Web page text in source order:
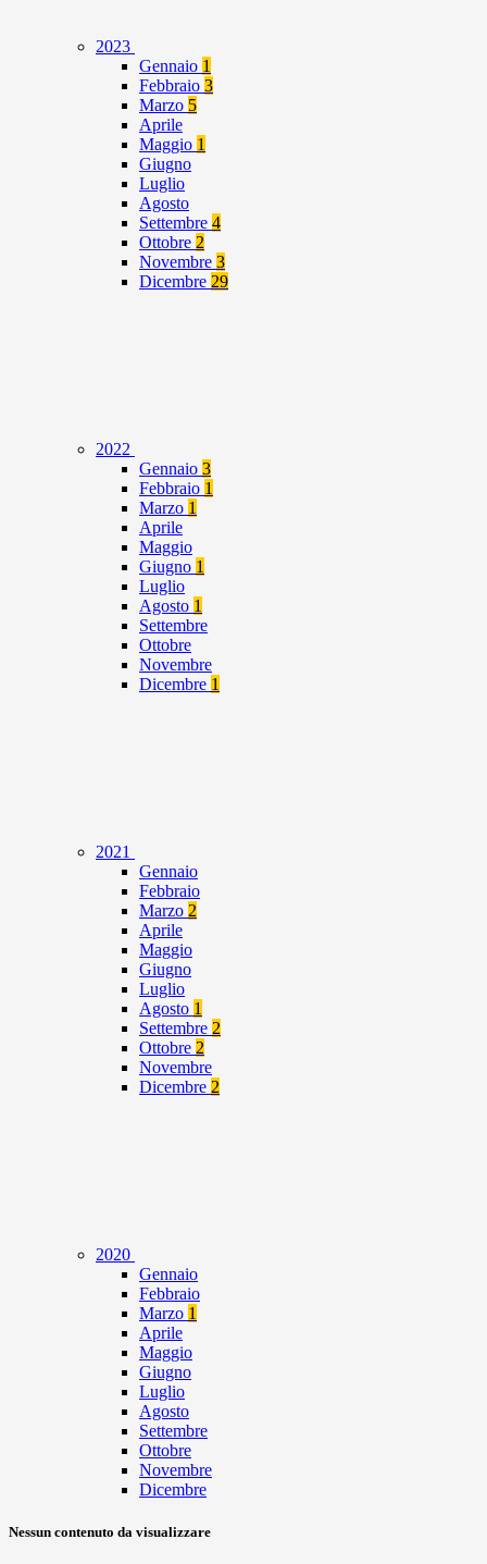
2023
Gennaio 1
Febbraio 3
Marzo 5
Aprile
Maggio 1
Giugno
Luglio
Agosto
Settembre 4
Ottobre 2
Novembre 3
Dicembre 29
2022
Gennaio 3
Febbraio 1
Marzo 1
Aprile
Maggio
Giugno 1
Luglio
Agosto 1
Settembre
Ottobre
Novembre
Dicembre 1
2021
Gennaio
Febbraio
Marzo 2
Aprile
Maggio
Giugno
Luglio
Agosto 1
Settembre 2
Ottobre 2
Novembre
Dicembre 2
2020
Gennaio
Febbraio
Marzo 1
Aprile
Maggio
Giugno
Luglio
Agosto
Settembre
Ottobre
Novembre
Dicembre
Nessun contenuto da visualizzare